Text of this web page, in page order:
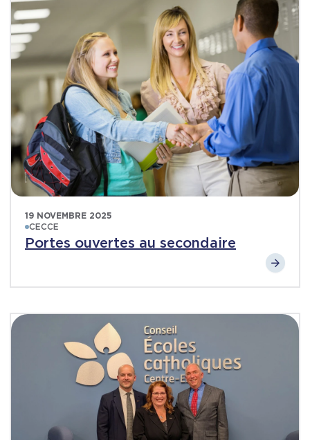
19 NOVEMBRE 2025
CECCE
Portes ouvertes au secondaire